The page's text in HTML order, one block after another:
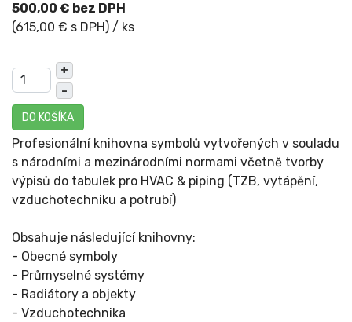
500,00 € bez DPH
(615,00 € s DPH) / ks
+
–
DO KOŠÍKA
Profesionální knihovna symbolů vytvořených v souladu
s národními a mezinárodními normami včetně tvorby
výpisů do tabulek pro HVAC & piping (TZB, vytápění,
vzduchotechniku a potrubí)
Obsahuje následující knihovny:
- Obecné symboly
- Průmyselné systémy
- Radiátory a objekty
- Vzduchotechnika